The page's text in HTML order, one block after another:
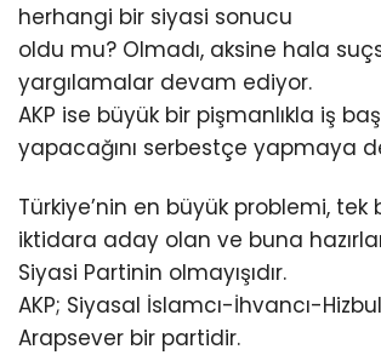
herhangi bir siyasi sonucu
oldu mu? Olmadı, aksine hala
yargılamalar devam ediyor.
AKP ise büyük bir pişmanlıkla iş
yapacağını serbestçe yapmaya
Türkiye’nin en büyük problemi, tek
iktidara aday olan ve buna
Siyasi Partinin olmayışıdır.
AKP; Siyasal İslamcı-İhvancı-
Arapsever bir partidir.